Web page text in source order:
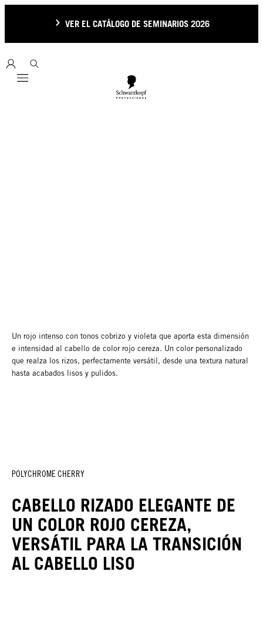
VER EL CATÁLOGO DE SEMINARIOS 2026
Mobile navigation
Un rojo intenso con tonos cobrizo y violeta que aporta esta dimensión
e intensidad al cabello de color rojo cereza. Un color personalizado
que realza los rizos, perfectamente versátil, desde una textura natural
hasta acabados lisos y pulidos.
POLYCHROME CHERRY
CABELLO RIZADO ELEGANTE DE
UN COLOR ROJO CEREZA,
VERSÁTIL PARA LA TRANSICIÓN
AL CABELLO LISO